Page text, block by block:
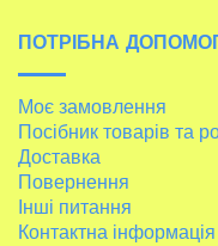
ПОТРІБНА
Моє замовлення
Посібник товарів та
Доставка
Повернення
Інші питання
Контактна інформація